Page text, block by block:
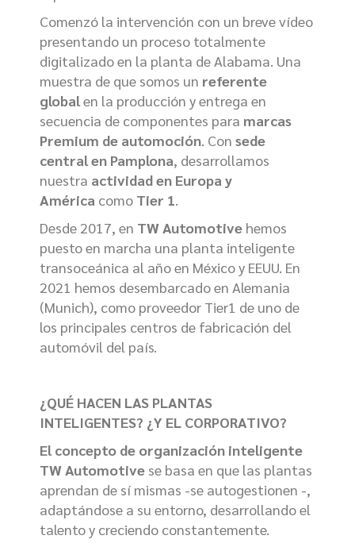
Comenzó la intervención con un breve vídeo
presentando un proceso totalmente
digitalizado en la planta de Alabama. Una
muestra de que somos un referente
globalen la producción y entrega en
secuencia de componentes para marcas
Premium de automoción. Con sede
central en Pamplona, desarrollamos
nuestra actividad en Europa y
América como Tier 1.
Desde 2017, en TW Automotive hemos
puesto en marcha una planta inteligente
transoceánica al año en México y EEUU. En
2021 hemos desembarcado en Alemania
(Munich), como proveedor Tier1 de uno de
los principales centros de fabricación del
automóvil del país.
¿QUÉ HACEN LAS PLANTAS
INTELIGENTES? ¿Y EL CORPORATIVO?
El concepto de organización inteligente
TW Automotive se basa en que las plantas
aprendan de sí mismas -se autogestionen -,
adaptándose a su entorno, desarrollando el
talento y creciendo constantemente.